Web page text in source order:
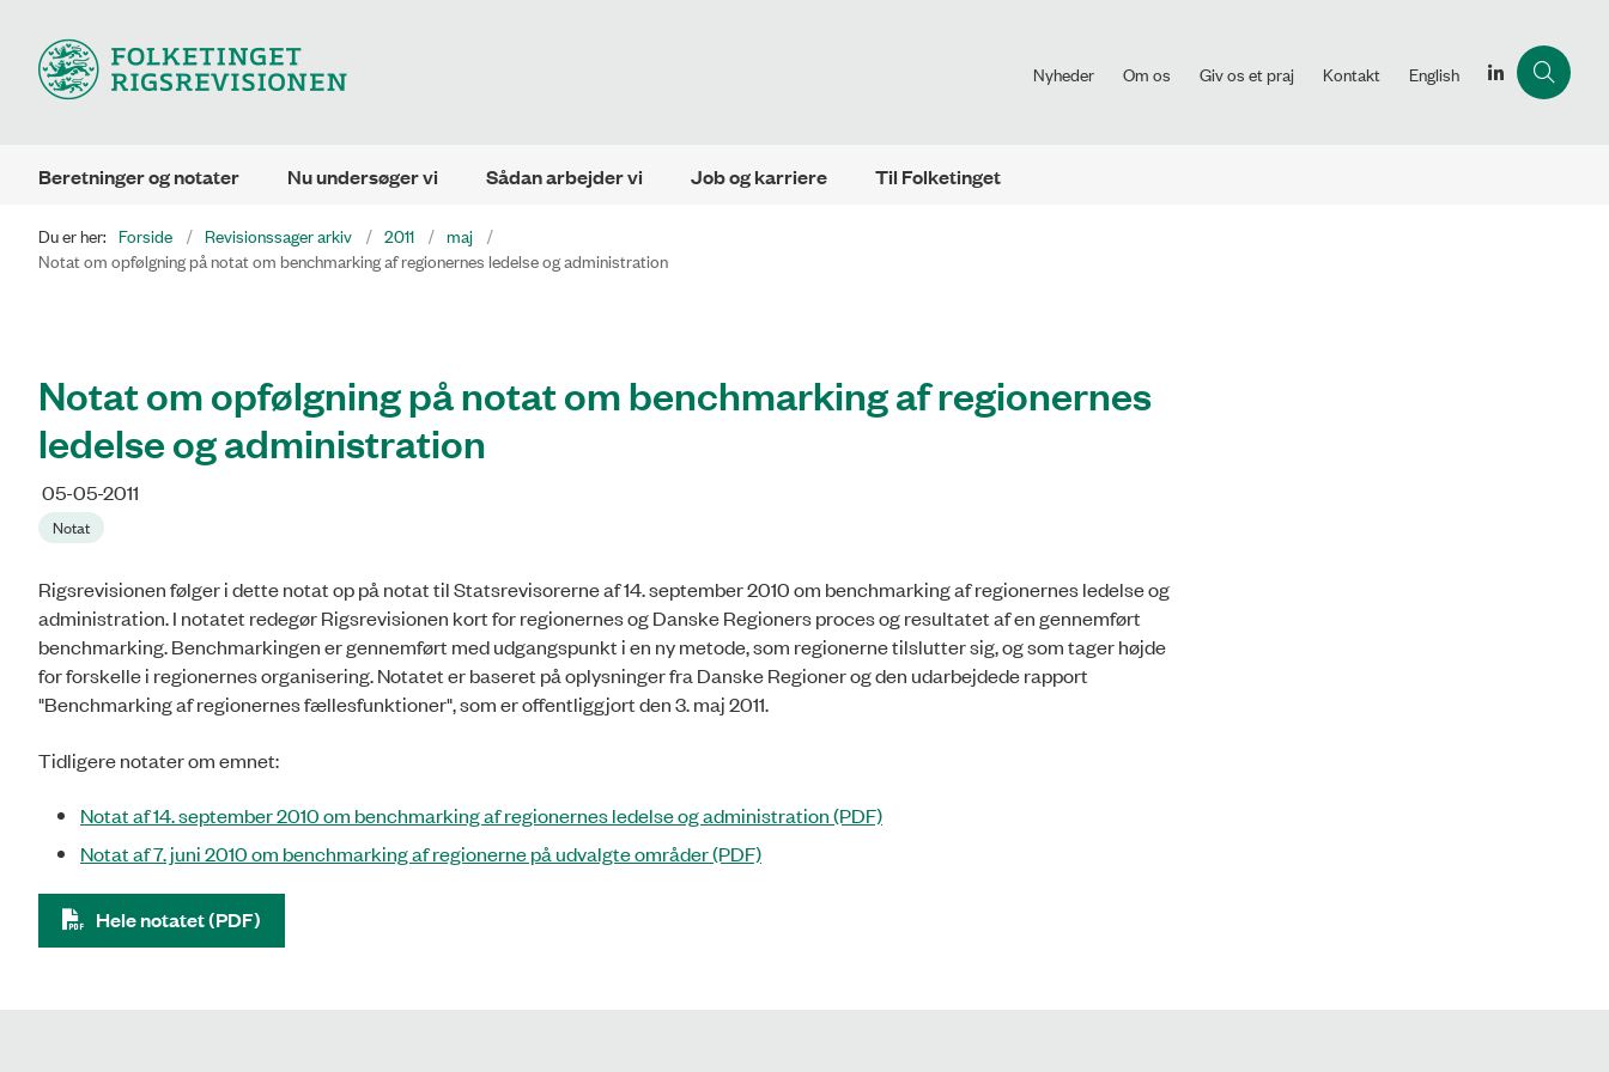
Nyheder Om os Giv os et praj Kontakt English
Beretninger og notater Nu undersøger vi Sådan arbejder vi Job og karriere Til Folketinget
Du er her: Forside Revisionssager arkiv 2011
maj
Notat om opfølgning på notat om benchmarking af regionernes ledelse og administration
Notat om opfølgning på notat om benchmarking af regionernes
ledelse og administration
05-05-2011
Notat
Rigsrevisionen følger i dette notat op på notat til Statsrevisorerne af 14. september 2010 om benchmarking af regionernes ledelse og
administration. I notatet redegør Rigsrevisionen kort for regionernes og Danske Regioners proces og resultatet af en gennemført
benchmarking. Benchmarkingen er gennemført med udgangspunkt i en ny metode, som regionerne tilslutter sig, og som tager højde
for forskelle i regionernes organisering. Notatet er baseret på oplysninger fra Danske Regioner og den udarbejdede rapport
"Benchmarking af regionernes fællesfunktioner", som er offentliggjort den 3. maj 2011.
Tidligere notater om emnet:
Notat af 14. september 2010 om benchmarking af regionernes ledelse og administration (PDF)
Notat af 7. juni 2010 om benchmarking af regionerne på udvalgte områder (PDF)
Hele notatet (PDF)